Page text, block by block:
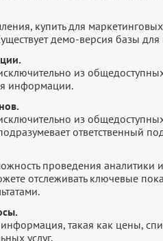
купить для
демо-версия базы для
из
информации.
из
ответственный
проведения аналитики
отслеживать ключевые
такая как цены,
услуг.